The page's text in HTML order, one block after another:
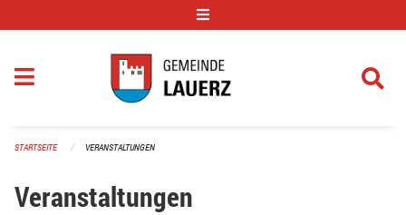
STARTSEITE VERANSTALTUNGEN
Veranstaltungen